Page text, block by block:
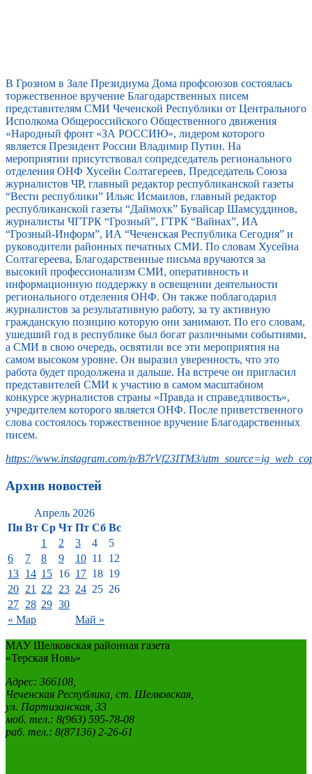
В Грозном в Зале Президиума Дома профсоюзов состоялась
торжественное вручение Благодарственных писем
представителям СМИ Чеченской Республики от Центрального
Исполкома Общероссийского Общественного движения
«Народный фронт «ЗА РОССИЮ», лидером которого
является Президент России Владимир Путин. На
мероприятии присутствовал сопредседатель регионального
отделения ОНФ Хусейн Солтагереев, Председатель Союза
журналистов ЧР, главный редактор республиканской газеты
“Вести республики” Ильяс Исмаилов, главный редактор
республиканской газеты “Даймохк” Бувайсар Шамсуддинов,
журналисты ЧГТРК “Грозный”, ГТРК “Вайнах”, ИА
“Грозный-Информ”, ИА “Чеченская Республика Сегодня” и
руководители районных печатных СМИ. По словам Хусейна
Солтагереева, Благодарственные письма вручаются за
высокий профессионализм СМИ, оперативность и
информационную поддержку в освещении деятельности
регионального отделения ОНФ. Он также поблагодарил
журналистов за результативную работу, за ту активную
гражданскую позицию которую они занимают. По его словам,
ушедший год в республике был богат различными событиями,
а СМИ в свою очередь, освятили все эти мероприятия на
самом высоком уровне. Он выразил уверенность, что это
работа будет продолжена и дальше. На встрече он пригласил
представителей СМИ к участию в самом масштабном
конкурсе журналистов страны «Правда и справедливость»,
учредителем которого является ОНФ. После приветственного
слова состоялось торжественное вручение Благодарственных
писем.
https://www.instagram.com/p/B7rVf23ITM3/
Архив новостей
Апрель 2026
Пн Вт Ср Чт Пт Сб Вс
« Мар Май »
1 2 3 4
5
6
7 8 9 10 11
12
13 14 15 16 17 18 19
20 21 22 23 24 25 26
27 28 29 30
МАУ Шелковская районная газета
«Терская Новь»
Адрес: 366108,
Чеченская Республика, ст. Шелковская,
ул. Партизанская, 33
моб. тел.: 8(963) 595-78-08
раб. тел.: 8(87136) 2-26-61